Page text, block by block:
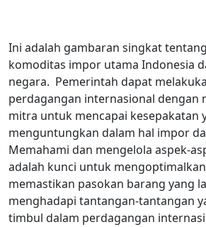
Ini adalah gambaran singkat
komoditas impor utama Indonesia
negara. Pemerintah dapat
perdagangan internasional dengan
mitra untuk mencapai kesepakatan
menguntungkan dalam hal impor
Memahami dan mengelola aspek-
adalah kunci untuk
memastikan pasokan barang yang
menghadapi tantangan-tantangan
timbul dalam perdagangan